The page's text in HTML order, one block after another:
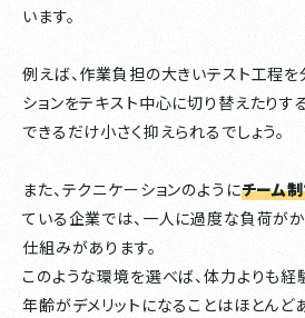
います。
例えば、作業負担の大きいテスト工程を
ションをテキスト中心に切り替えたり
できるだけ小さく抑えられるでしょう。
また、テクニケーションのようにチーム
ている企業では、一人に過度な負荷が
仕組みがあります。
このような環境を選べば、体力よりも経
年齢がデメリットになることはほとんど